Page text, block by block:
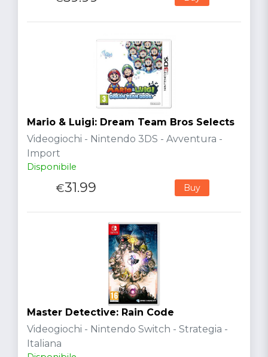
Mario & Luigi: Dream Team Bros Selects
Videogiochi - Nintendo 3DS - Avventura -
Import
Disponibile
€31.99 Buy
Master Detective: Rain Code
Videogiochi - Nintendo Switch - Strategia -
Italiana